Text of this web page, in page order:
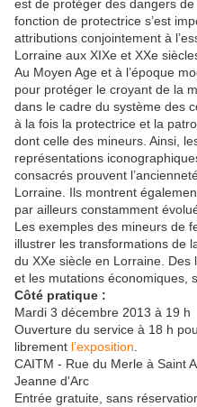
est de protéger des dangers
fonction de protectrice s’est
attributions conjointement à
Lorraine aux XIXe et XXe
Au Moyen Age et à l’époque
pour protéger le croyant de la
dans le cadre du système des
à la fois la protectrice et la
dont celle des mineurs. Ainsi,
représentations
consacrés prouvent
Lorraine. Ils montrent
par ailleurs constamment
Les exemples des mineurs de
illustrer les transformations de
du XXe siècle en Lorraine. Des
et les mutations économiques,
Côté pratique :
Mardi 3 décembre 2013 à 19 h
Ouverture du service à 18 h
librement l’exposition
CAITM - Rue du Merle à Saint
Jeanne d'Arc
Entrée gratuite, sans